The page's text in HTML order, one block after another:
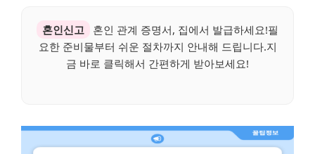
혼인신고
혼인 관계 증명서, 집에서 발급하세요!필
요한 준비물부터 쉬운 절차까지 안내해 드립니다.지
금 바로 클릭해서 간편하게 받아보세요!